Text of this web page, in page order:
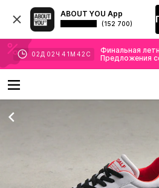
ABOUT YOU App
(152 700)
02 Д 02 Ч 41 М 42 С
Финальная
Предложения